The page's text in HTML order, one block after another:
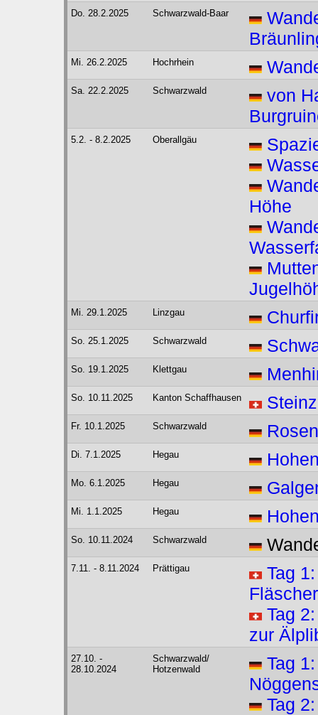
Do. 28.2.2025 Schwarzwald-Baar
Mi. 26.2.2025 Hochrhein
Sa. 22.2.2025 Schwarzwald
von
5.2. - 8.2.2025 Oberallgäu
Höhe
Mi. 29.1.2025 Linzgau
So. 25.1.2025 Schwarzwald
So. 19.1.2025 Klettgau
So. 10.11.2025 Kanton Schaffhausen
Fr. 10.1.2025 Schwarzwald
Di. 7.1.2025 Hegau
Mo. 6.1.2025 Hegau
Mi. 1.1.2025 Hegau
So. 10.11.2024 Schwarzwald
7.11. - 8.11.2024 Prättigau
Tag
Tag
zur
27.10. -
28.10.2024
Schwarzwald/
Hotzenwald
Tag
Tag